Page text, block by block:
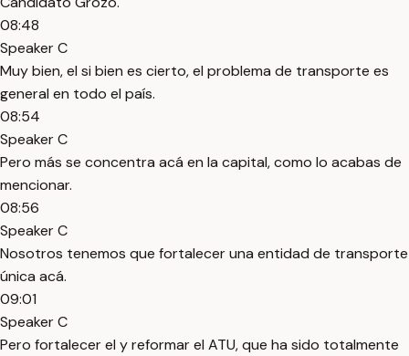
08:48
Speaker C
Muy bien, el si bien es cierto, el problema de transporte es
general en todo el país.
08:54
Speaker C
Pero más se concentra acá en la capital, como lo acabas de
mencionar.
08:56
Speaker C
Nosotros tenemos que fortalecer una entidad de transporte
única acá.
09:01
Speaker C
Pero fortalecer el y reformar el ATU, que ha sido totalmente